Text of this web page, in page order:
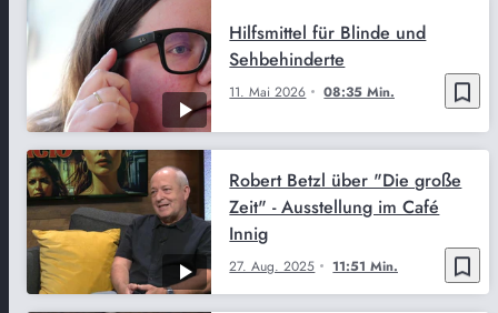
bookmark_border
11. Mai 2026 08:35 Min.
Hilfsmittel für Blinde und
Sehbehinderte
bookmark_border
27. Aug. 2025 11:51 Min.
Robert Betzl über "Die große
Zeit" - Ausstellung im Café
Innig